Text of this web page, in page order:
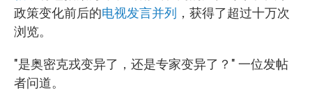
政策变化前后的电视发言并列
，获得了超过十万次
浏览。
"是奥密克戎变异了，还是专家变异了？" 一位发帖
者问道。